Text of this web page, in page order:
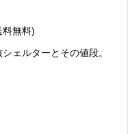
料無料)
ェルターとその値段。